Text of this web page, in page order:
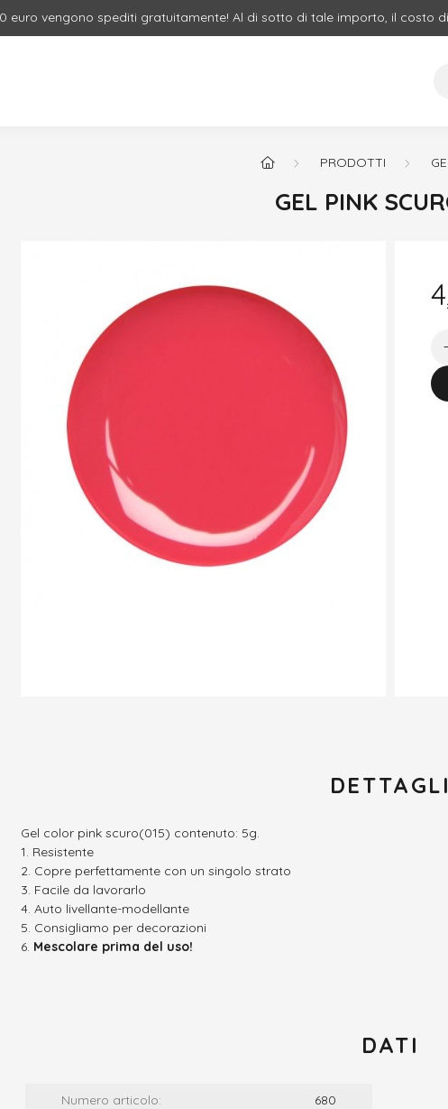
euro vengono spediti gratuitamente! Al di sotto di tale importo, il costo
PRODOTTI
GEL PINK
Gel color pink scuro(015) contenuto: 5g.
Resistente
Copre perfettamente con un singolo strato
Facile da lavorarlo
Auto livellante-modellante
Consigliamo per decorazioni
Mescolare prima del uso!
DATI
Numero articolo: 680